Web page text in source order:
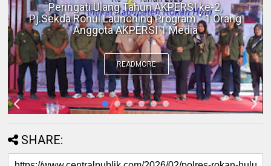
Polres Inhil bersama Pemkab Inhil dan
BKSDA Riau Perkuat Sinergi Tangani
Gangguan Kera Liar di Tembilahan
READMORE
SHARE: